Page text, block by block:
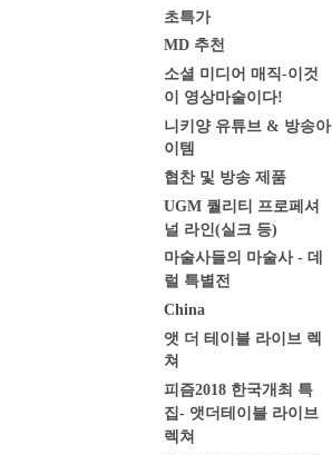
초특가
MD 추천
소셜 미디어 매직-이것
이 영상마술이다!
니키양 유튜브 & 방송아
이템
협찬 및 방송 제품
UGM 퀄리티 프로페셔
널 라인(실크 등)
마술사들의 마술사 - 데
럴 특별전
China
앳 더 테이블 라이브 렉
쳐
피즘2018 한국개최 특
집- 앳더테이블 라이브
렉쳐